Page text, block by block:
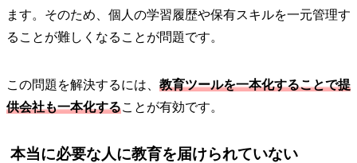
ます。そのため、個人の学習履歴や保有スキルを一元管理す
ることが難しくなることが問題です。
この問題を解決するには、 教育ツールを一本化することで提
供会社も一本化することが有効です。
本当に必要な人に教育を届けられていない